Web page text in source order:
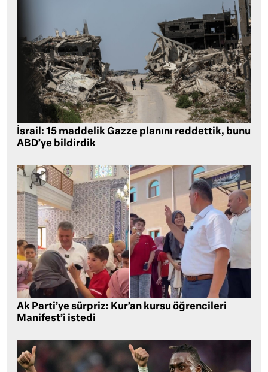
İsrail: 15 maddelik Gazze planını reddettik, bunu
ABD’ye bildirdik
Ak Parti’ye sürpriz: Kur’an kursu öğrencileri
Manifest’i istedi